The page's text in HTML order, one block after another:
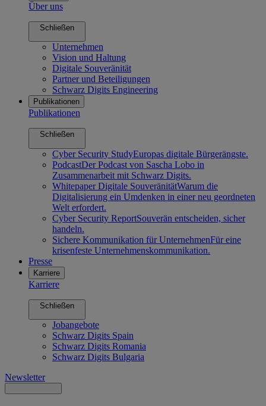
Über uns
Schließen
Unternehmen
Vision und Haltung
Digitale Souveränität
Partner und Beteiligungen
Schwarz Digits Engineering
Publikationen
Publikationen
Schließen
Cyber Security StudyEuropas digitale Bürgerängste.
PodcastDer Podcast von Sascha Lobo in
Zusammenarbeit mit Schwarz Digits.
Whitepaper Digitale SouveränitätWarum die
Digitalisierung ein Umdenken in einer neu geordneten
Welt erfordert.
Cyber Security ReportSouverän entscheiden, sicher
handeln.
Sichere Kommunikation für UnternehmenFür eine
krisenfeste Unternehmenskommunikation.
Presse
Karriere
Karriere
Schließen
Jobangebote
Schwarz Digits Spain
Schwarz Digits Romania
Schwarz Digits Bulgaria
Newsletter